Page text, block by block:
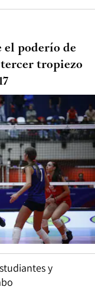
el poderío de
tropiezo
y